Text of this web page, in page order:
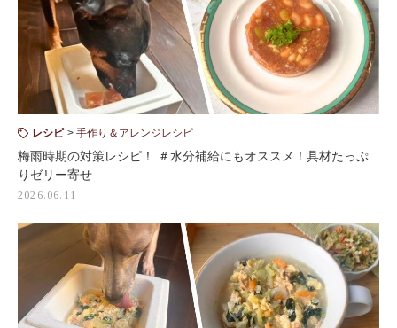
レシピ 手作り＆アレンジレシピ
梅雨時期の対策レシピ！ ＃水分補給にもオススメ！具材たっぷ
りゼリー寄せ
2026.06.11